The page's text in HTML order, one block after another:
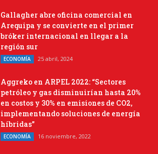
Gallagher abre oficina comercial en
Arequipa y se convierte en el primer
bróker internacional en llegar a la
región sur
ECONOMÍA 25 abril, 2024
Aggreko en ARPEL 2022: “Sectores
petróleo y gas disminuirían hasta 20%
en costos y 30% en emisiones de CO2,
implementando soluciones de energía
híbridas”
ECONOMÍA 16 noviembre, 2022